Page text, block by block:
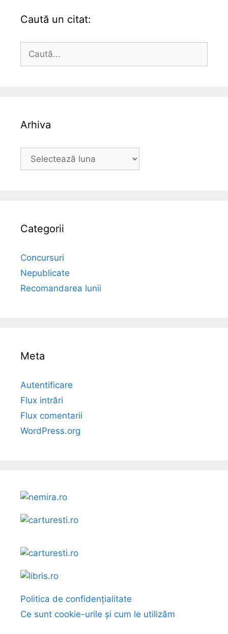
Caută un citat:
Caută
Arhiva
Arhiva
Categorii
Concursuri
Nepublicate
Recomandarea lunii
Meta
Autentificare
Flux intrări
Flux comentarii
WordPress.org
Politica de confidențialitate
Ce sunt cookie-urile și cum le utilizăm